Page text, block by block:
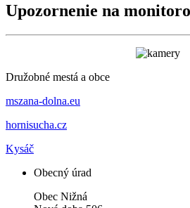
Upozornenie na
Družobné mestá a obce
mszana-dolna.eu
hornisucha.cz
Kysáč
Obecný úrad
Obec Nižná